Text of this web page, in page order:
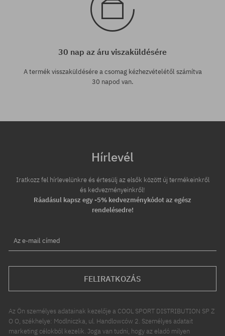
30 nap az áru viszaküldésére
A termék visszaküldésére a csomag kézhezvételétől számítva
30 napod van.
Hírlevél
Iratkozz fel hírlevelünkre és értesülj az elsők között új termékeinkről
és kedvezményeinkről!
Ráadásul kapsz egy -5% kedvezménykódot az egész
rendelésedre!
Az e-mail címed
FELIRATKOZÁS
Az Ön személyes adatainak kezelője a COOL SPORT DISTRIBUTION SP Z
O O, székhelye: Modlniczka, ul. Handlowców 2. Személyes adatait
marketing célokból kezelik. Joga van tudni, hogy az eladó milyen